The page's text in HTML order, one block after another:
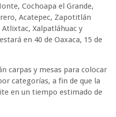
Cochoapa el Grande,
Acatepec, Zapotitlán
Xalpatláhuac y
en 40 de Oaxaca, 15 de
carpas y mesas para colocar
categorías, a fin de que la
en un tiempo estimado de